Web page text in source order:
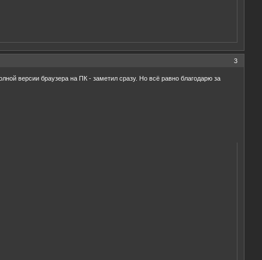
3
версии браузера на ПК - заметил сразу. Но всё равно благодарю за